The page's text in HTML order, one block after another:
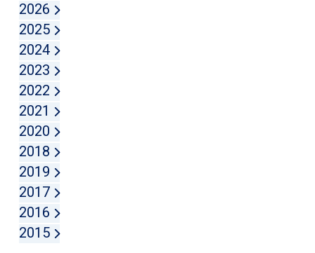
2026
2025
2024
2023
2022
2021
2020
2018
2019
2017
2016
2015